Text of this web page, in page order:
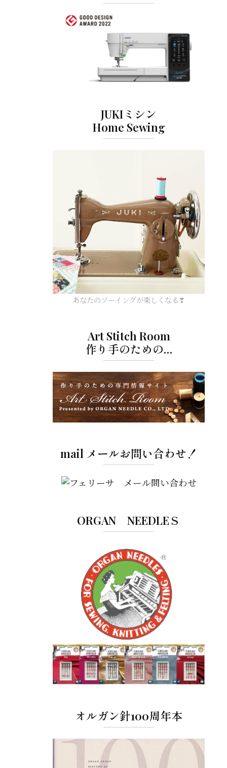
JUKIミシン
Home Sewing
あなたのソーイングが楽しくなる❣
Art Stitch Room
作り手のための…
mail メールお問い合わせ！
ORGAN NEEDLEＳ
オルガン針100周年本